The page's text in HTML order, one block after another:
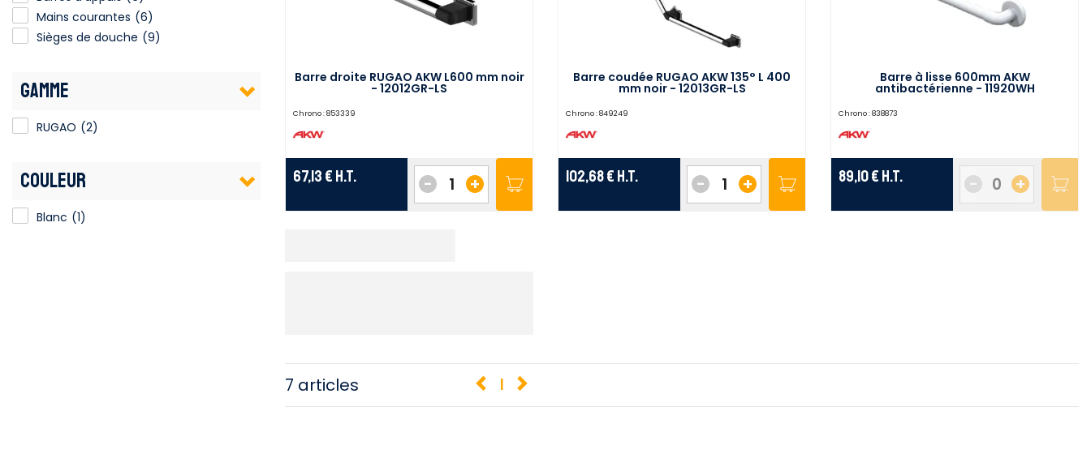
Mains courantes (6)
Sièges de douche (9)
GAMME
RUGAO (2)
COULEUR
Blanc (1)
Barre droite RUGAO AKW L600 mm noir
- 12012GR-LS
Chrono :853339
67,13 € H.T. +
-
Barre coudée RUGAO AKW 135° L 400
mm noir - 12013GR-LS
Chrono :849249
102,68 € H.T. +
-
Barre à lisse 600mm AKW
antibactérienne - 11920WH
Chrono :838873
89,10 € H.T. +
-
7 articles 1